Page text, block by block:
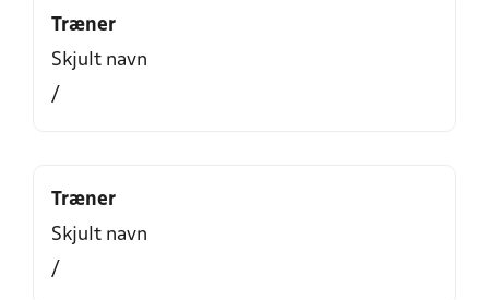
Træner
Skjult navn
/
Træner
Skjult navn
/